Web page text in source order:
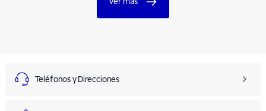
Teléfonos y Direcciones